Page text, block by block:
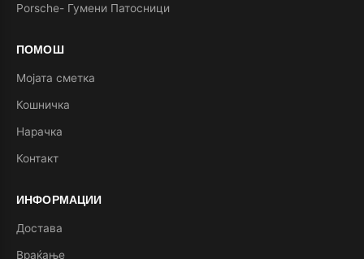
Porsche- Гумени Патосници
ПОМОШ
Мојата сметка
Кошничка
Нарачка
Контакт
ИНФОРМАЦИИ
Достава
Враќање